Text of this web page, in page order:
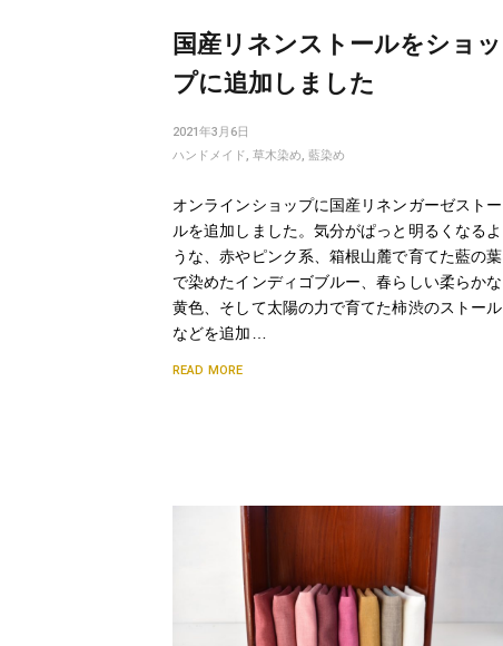
国産リネンストールをショッ
プに追加しました
2021年3月6日
ハンドメイド, 草木染め, 藍染め
オンラインショップに国産リネンガーゼストー
ルを追加しました。気分がぱっと明るくなるよ
うな、赤やピンク系、箱根山麓で育てた藍の葉
で染めたインディゴブルー、春らしい柔らかな
黄色、そして太陽の力で育てた柿渋のストール
などを追加…
READ MORE